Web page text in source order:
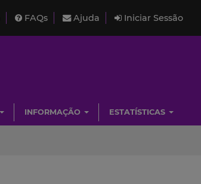
FAQs Ajuda Iniciar Sessão
INFORMAÇÃO ESTATÍSTICAS